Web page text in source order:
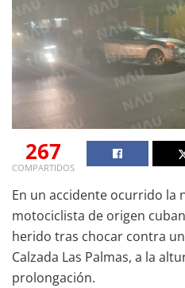
267
COMPARTIDOS
En un accidente ocurrido la
motociclista de origen
herido tras chocar contra
Calzada Las Palmas, a la
prolongación.